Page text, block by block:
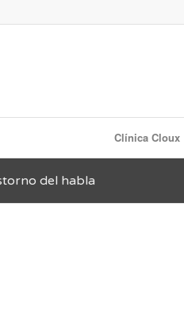
Clínica Cloux
del habla